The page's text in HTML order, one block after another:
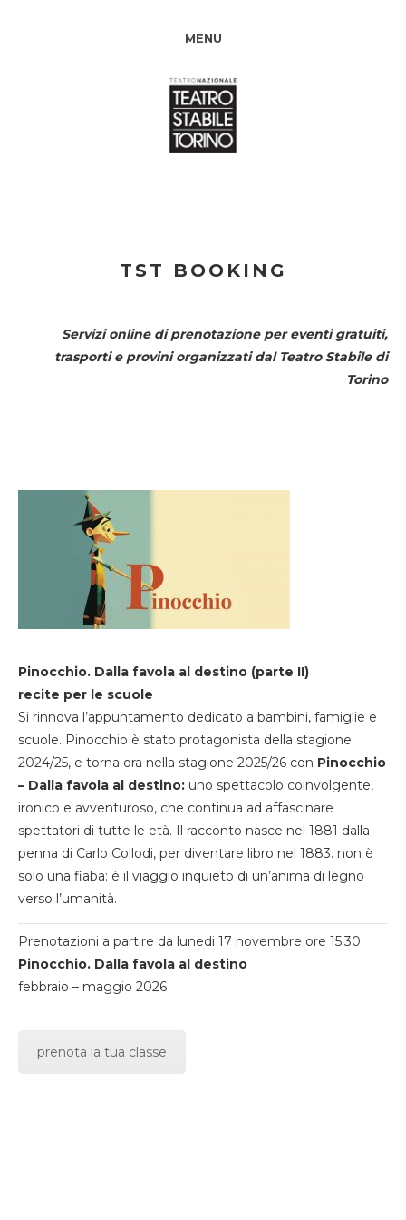
MENU
TST BOOKING
Servizi online di prenotazione per eventi gratuiti,
trasporti e provini organizzati dal Teatro Stabile di
Torino
Pinocchio. Dalla favola al destino (parte II)
recite per le scuole
Si rinnova l’appuntamento dedicato a bambini, famiglie e
scuole. Pinocchio è stato protagonista della stagione
2024/25, e torna ora nella stagione 2025/26 con Pinocchio
– Dalla favola al destino: uno spettacolo coinvolgente,
ironico e avventuroso, che continua ad affascinare
spettatori di tutte le età. Il racconto nasce nel 1881 dalla
penna di Carlo Collodi, per diventare libro nel 1883. non è
solo una fiaba: è il viaggio inquieto di un’anima di legno
verso l’umanità.
Prenotazioni a partire da lunedi 17 novembre ore 15.30
Pinocchio. Dalla favola al destino
febbraio – maggio 2026
prenota la tua classe